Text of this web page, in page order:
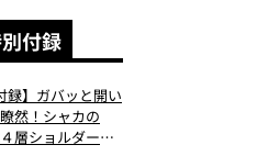
付録
録】ガバッと開い
然！シャカの
層ショルダーバ